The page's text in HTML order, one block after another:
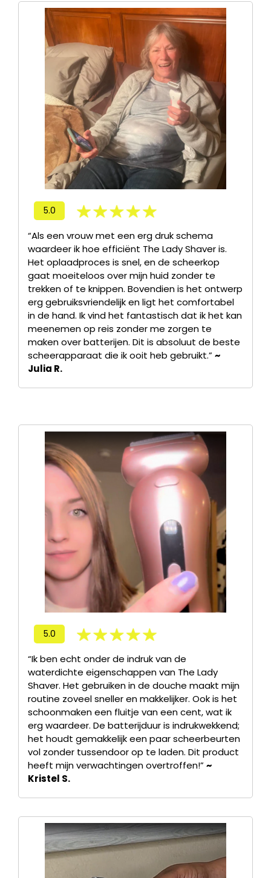
5.0
“Als een vrouw met een erg druk schema
waardeer ik hoe efficiënt The Lady Shaver is.
Het oplaadproces is snel, en de scheerkop
gaat moeiteloos over mijn huid zonder te
trekken of te knippen. Bovendien is het ontwerp
erg gebruiksvriendelijk en ligt het comfortabel
in de hand. Ik vind het fantastisch dat ik het kan
meenemen op reis zonder me zorgen te
maken over batterijen. Dit is absoluut de beste
scheerapparaat die ik ooit heb gebruikt.”~
Julia R.
5.0
“Ik ben echt onder de indruk van de
waterdichte eigenschappen van The Lady
Shaver. Het gebruiken in de douche maakt mijn
routine zoveel sneller en makkelijker. Ook is het
schoonmaken een fluitje van een cent, wat ik
erg waardeer. De batterijduur is indrukwekkend;
het houdt gemakkelijk een paar scheerbeurten
vol zonder tussendoor op te laden. Dit product
heeft mijn verwachtingen overtroffen!”~
Kristel S.